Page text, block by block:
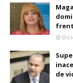
de